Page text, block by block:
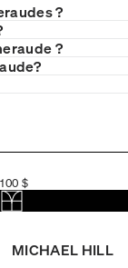
?
?
$
MICHAEL HILL